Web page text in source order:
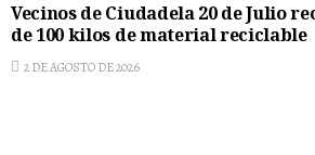
Vecinos de Ciudadela 20 de Julio
de 100 kilos de material reciclable
2 DE AGOSTO DE 2026